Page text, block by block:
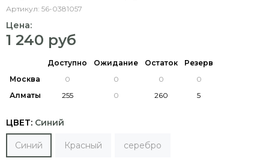
Артикул: 56-0381057
Цена:
1 240 руб
Доступно Ожидание Остаток
Резерв
Москва
Алматы
ЦВЕТ: Синий
Синий Красный серебро